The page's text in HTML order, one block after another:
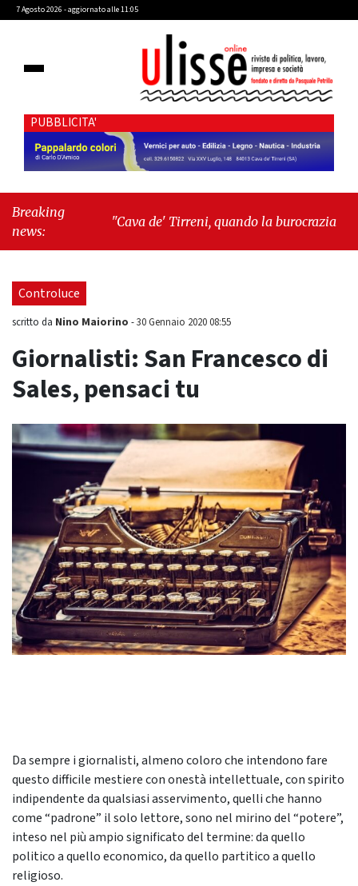
7 Agosto 2026 - aggiornato alle 11:05
PUBBLICITA'
Breaking
news:
"Cava de' Tirreni, quando la burocrazia
Controluce
scritto da Nino Maiorino -30 Gennaio 2020 08:55
Giornalisti: San Francesco di
Sales, pensaci tu
Da sempre i giornalisti, almeno coloro che intendono fare
questo difficile mestiere con onestà intellettuale, con spirito
indipendente da qualsiasi asservimento, quelli che hanno
come “padrone” il solo lettore, sono nel mirino del “potere”,
inteso nel più ampio significato del termine: da quello
politico a quello economico, da quello partitico a quello
religioso.